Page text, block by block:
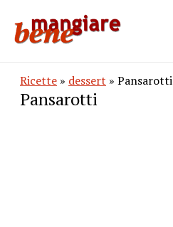
Ricette » dessert » Pansarotti
Pansarotti